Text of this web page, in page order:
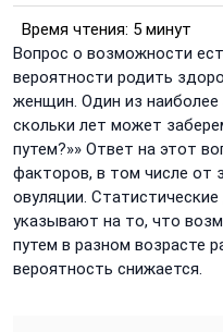
Время чтения: 5 минут
Вопрос о возможности
вероятности родить
женщин. Один из наиболее
скольки лет может
путем?»» Ответ на этот
факторов, в том числе от
овуляции.
указывают на то, что
путем в разном возрасте
вероятность снижается.